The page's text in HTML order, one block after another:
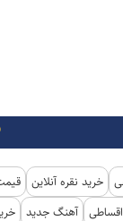
خرید نقره آنلاین
آهنگ جدید